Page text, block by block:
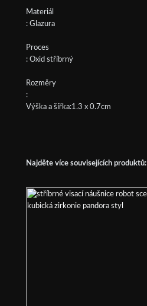
Materiál
: Glazura
Proces
: Oxid stříbrný
Rozměry
:
Výška a šířka:1.3 x 0.7cm
Najděte více souvisejících produktů: